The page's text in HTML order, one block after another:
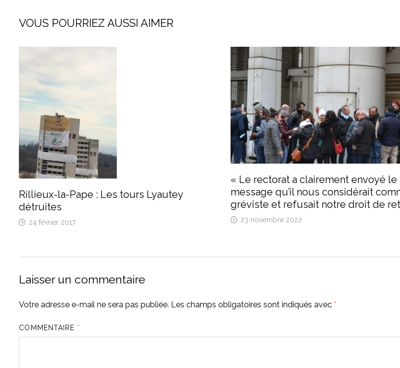
VOUS POURRIEZ AUSSI AIMER
Rillieux-la-Pape : Les tours Lyautey
détruites
24 février 2017
« Le rectorat a clairement envoyé le
message qu’il nous considérait
gréviste et refusait notre droit de
23 novembre 2022
Laisser un commentaire
Votre adresse e-mail ne sera pas publiée. Les champs obligatoires sont indiqués avec*
COMMENTAIRE *